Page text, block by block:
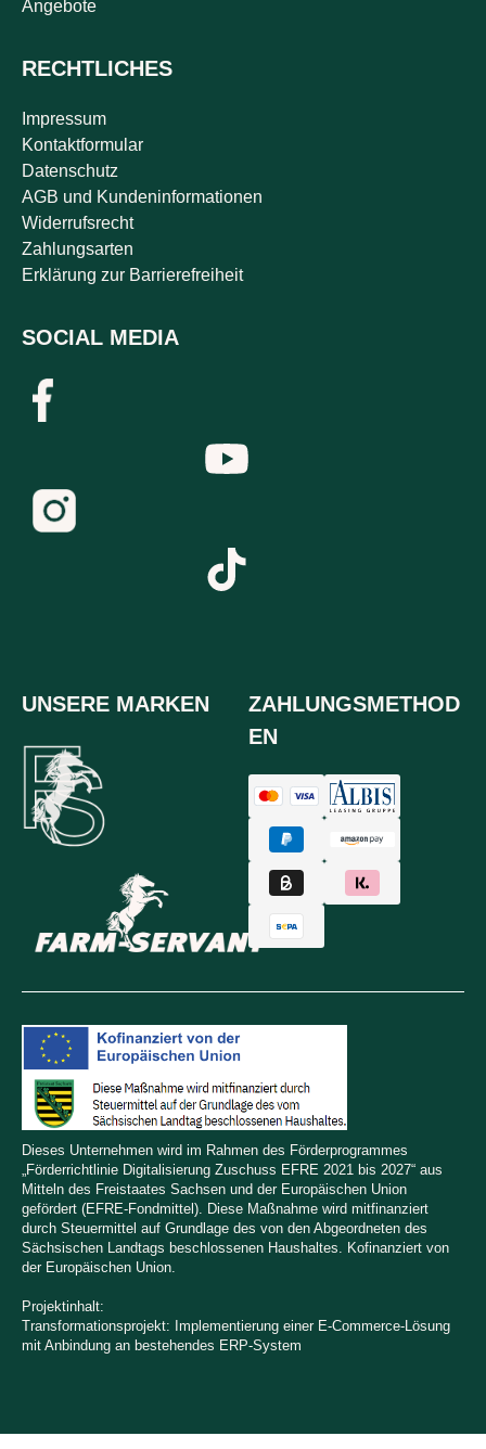
Angebote
RECHTLICHES
Impressum
Kontaktformular
Datenschutz
AGB und Kundeninformationen
Widerrufsrecht
Zahlungsarten
Erklärung zur Barrierefreiheit
SOCIAL MEDIA
UNSERE MARKEN
ZAHLUNGSMETHOD
EN
Dieses Unternehmen wird im Rahmen des Förderprogrammes
„Förderrichtlinie Digitalisierung Zuschuss EFRE 2021 bis 2027“ aus
Mitteln des Freistaates Sachsen und der Europäischen Union
gefördert (EFRE-Fondmittel). Diese Maßnahme wird mitfinanziert
durch Steuermittel auf Grundlage des von den Abgeordneten des
Sächsischen Landtags beschlossenen Haushaltes. Kofinanziert von
der Europäischen Union.
Projektinhalt:
Transformationsprojekt: Implementierung einer E-Commerce-Lösung
mit Anbindung an bestehendes ERP-System